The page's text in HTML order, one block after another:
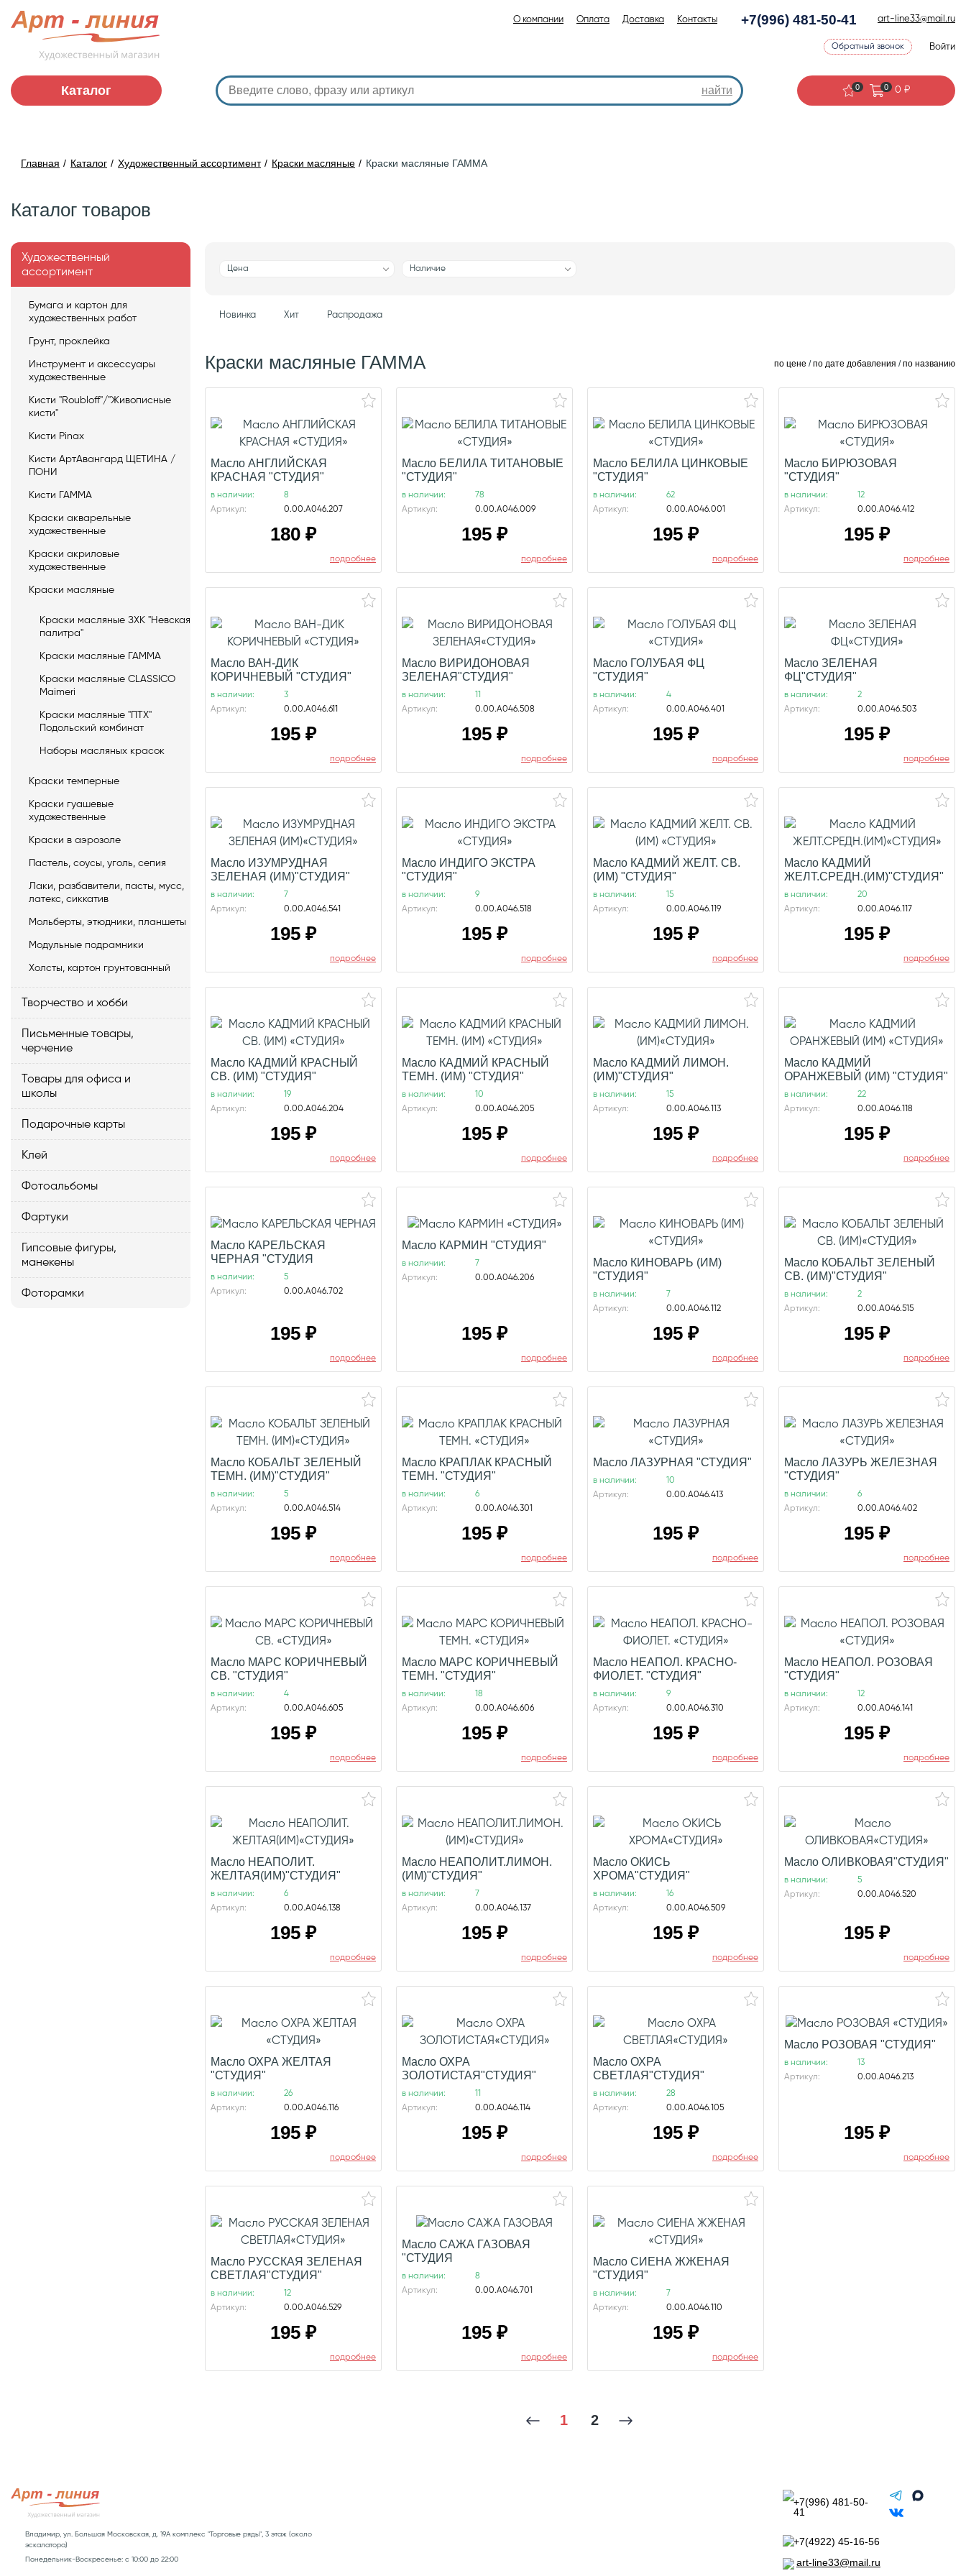
О компании Оплата Доставка Контакты +7(996) 481-50-41 art-line33@mail.ru
Обратный звонок Войти
Каталог найти 0 0 0₽
Главная Каталог Художественный ассортимент Краски масляные Краски масляные ГАММА
Каталог товаров
Художественный
ассортимент
Бумага и картон для
художественных работ
Грунт, проклейка
Инструмент и аксессуары
художественные
Кисти "Roubloff"/"Живописные
кисти"
Кисти Pinax
Кисти АртАвангард ЩЕТИНА /
ПОНИ
Кисти ГАММА
Краски акварельные
художественные
Краски акриловые
художественные
Краски масляные
Краски масляные ЗХК "Невская
палитра"
Краски масляные ГАММА
Краски масляные CLASSICO
Maimeri
Краски масляные "ПТХ"
Подольский комбинат
Наборы масляных красок
Краски темперные
Краски гуашевые
художественные
Краски в аэрозоле
Пастель, соусы, уголь, сепия
Лаки, разбавители, пасты, мусс,
латекс, сиккатив
Мольберты, этюдники, планшеты
Модульные подрамники
Холсты, картон грунтованный
Творчество и хобби
Письменные товары,
черчение
Товары для офиса и
школы
Подарочные карты
Клей
Фотоальбомы
Фартуки
Гипсовые фигуры,
манекены
Фоторамки
Цена Наличие
Новинка Хит Распродажа
Краски масляные ГАММА по цене /по дате добавления /по названию
Масло АНГЛИЙСКАЯ
КРАСНАЯ "СТУДИЯ"
в наличии:
8
Артикул:
0.00.А046.207
180 ₽
подробнее
Масло БЕЛИЛА ТИТАНОВЫЕ
"СТУДИЯ"
в наличии:
78
Артикул:
0.00.А046.009
195 ₽
подробнее
Масло БЕЛИЛА ЦИНКОВЫЕ
"СТУДИЯ"
в наличии:
62
Артикул:
0.00.А046.001
195 ₽
подробнее
Масло БИРЮЗОВАЯ
"СТУДИЯ"
в наличии:
12
Артикул:
0.00.А046.412
195 ₽
подробнее
Масло ВАН-ДИК
КОРИЧНЕВЫЙ "СТУДИЯ"
в наличии:
3
Артикул:
0.00.А046.611
195 ₽
подробнее
Масло ВИРИДОНОВАЯ
ЗЕЛЕНАЯ"СТУДИЯ"
в наличии:
11
Артикул:
0.00.А046.508
195 ₽
подробнее
Масло ГОЛУБАЯ ФЦ
"СТУДИЯ"
в наличии:
4
Артикул:
0.00.А046.401
195 ₽
подробнее
Масло ЗЕЛЕНАЯ
ФЦ"СТУДИЯ"
в наличии:
2
Артикул:
0.00.А046.503
195 ₽
подробнее
Масло ИЗУМРУДНАЯ
ЗЕЛЕНАЯ (ИМ)"СТУДИЯ"
в наличии:
7
Артикул:
0.00.А046.541
195 ₽
подробнее
Масло ИНДИГО ЭКСТРА
"СТУДИЯ"
в наличии:
9
Артикул:
0.00.А046.518
195 ₽
подробнее
Масло КАДМИЙ ЖЕЛТ. СВ.
(ИМ) "СТУДИЯ"
в наличии:
15
Артикул:
0.00.А046.119
195 ₽
подробнее
Масло КАДМИЙ
ЖЕЛТ.СРЕДН.(ИМ)"СТУДИЯ"
в наличии:
20
Артикул:
0.00.А046.117
195 ₽
подробнее
Масло КАДМИЙ КРАСНЫЙ
СВ. (ИМ) "СТУДИЯ"
в наличии:
19
Артикул:
0.00.А046.204
195 ₽
подробнее
Масло КАДМИЙ КРАСНЫЙ
ТЕМН. (ИМ) "СТУДИЯ"
в наличии:
10
Артикул:
0.00.А046.205
195 ₽
подробнее
Масло КАДМИЙ ЛИМОН.
(ИМ)"СТУДИЯ"
в наличии:
15
Артикул:
0.00.А046.113
195 ₽
подробнее
Масло КАДМИЙ
ОРАНЖЕВЫЙ (ИМ) "СТУДИЯ"
в наличии:
22
Артикул:
0.00.А046.118
195 ₽
подробнее
Масло КАРЕЛЬСКАЯ
ЧЕРНАЯ "СТУДИЯ
в наличии:
5
Артикул:
0.00.А046.702
195 ₽
подробнее
Масло КАРМИН "СТУДИЯ"
в наличии:
7
Артикул:
0.00.А046.206
195 ₽
подробнее
Масло КИНОВАРЬ (ИМ)
"СТУДИЯ"
в наличии:
7
Артикул:
0.00.А046.112
195 ₽
подробнее
Масло КОБАЛЬТ ЗЕЛЕНЫЙ
СВ. (ИМ)"СТУДИЯ"
в наличии:
2
Артикул:
0.00.А046.515
195 ₽
подробнее
Масло КОБАЛЬТ ЗЕЛЕНЫЙ
ТЕМН. (ИМ)"СТУДИЯ"
в наличии:
5
Артикул:
0.00.А046.514
195 ₽
подробнее
Масло КРАПЛАК КРАСНЫЙ
ТЕМН. "СТУДИЯ"
в наличии:
6
Артикул:
0.00.А046.301
195 ₽
подробнее
Масло ЛАЗУРНАЯ "СТУДИЯ"
в наличии:
10
Артикул:
0.00.А046.413
195 ₽
подробнее
Масло ЛАЗУРЬ ЖЕЛЕЗНАЯ
"СТУДИЯ"
в наличии:
6
Артикул:
0.00.А046.402
195 ₽
подробнее
Масло МАРС КОРИЧНЕВЫЙ
СВ. "СТУДИЯ"
в наличии:
4
Артикул:
0.00.А046.605
195 ₽
подробнее
Масло МАРС КОРИЧНЕВЫЙ
ТЕМН. "СТУДИЯ"
в наличии:
18
Артикул:
0.00.А046.606
195 ₽
подробнее
Масло НЕАПОЛ. КРАСНО-
ФИОЛЕТ. "СТУДИЯ"
в наличии:
9
Артикул:
0.00.А046.310
195 ₽
подробнее
Масло НЕАПОЛ. РОЗОВАЯ
"СТУДИЯ"
в наличии:
12
Артикул:
0.00.А046.141
195 ₽
подробнее
Масло НЕАПОЛИТ.
ЖЕЛТАЯ(ИМ)"СТУДИЯ"
в наличии:
6
Артикул:
0.00.А046.138
195 ₽
подробнее
Масло НЕАПОЛИТ.ЛИМОН.
(ИМ)"СТУДИЯ"
в наличии:
7
Артикул:
0.00.А046.137
195 ₽
подробнее
Масло ОКИСЬ
ХРОМА"СТУДИЯ"
в наличии:
16
Артикул:
0.00.А046.509
195 ₽
подробнее
Масло ОЛИВКОВАЯ"СТУДИЯ"
в наличии:
5
Артикул:
0.00.А046.520
195 ₽
подробнее
Масло ОХРА ЖЕЛТАЯ
"СТУДИЯ"
в наличии:
26
Артикул:
0.00.А046.116
195 ₽
подробнее
Масло ОХРА
ЗОЛОТИСТАЯ"СТУДИЯ"
в наличии:
11
Артикул:
0.00.А046.114
195 ₽
подробнее
Масло ОХРА
СВЕТЛАЯ"СТУДИЯ"
в наличии:
28
Артикул:
0.00.А046.105
195 ₽
подробнее
Масло РОЗОВАЯ "СТУДИЯ"
в наличии:
13
Артикул:
0.00.А046.213
195 ₽
подробнее
Масло РУССКАЯ ЗЕЛЕНАЯ
СВЕТЛАЯ"СТУДИЯ"
в наличии:
12
Артикул:
0.00.А046.529
195 ₽
подробнее
Масло САЖА ГАЗОВАЯ
"СТУДИЯ
в наличии:
8
Артикул:
0.00.А046.701
195 ₽
подробнее
Масло СИЕНА ЖЖЕНАЯ
"СТУДИЯ"
в наличии:
7
Артикул:
0.00.А046.110
195 ₽
подробнее
1 2
Владимир, ул. Большая Московская, д. 19А комплекс "Торговые ряды", 3 этаж (около
эскалатора)
Понедельник-Воскресенье: с 10:00 до 22:00
+7(996) 481-50-
41
+7(4922) 45-16-56
art-line33@mail.ru